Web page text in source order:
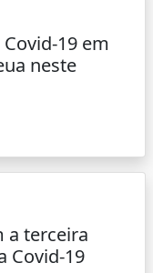
Covid-19 em
neste
a terceira
Covid-19